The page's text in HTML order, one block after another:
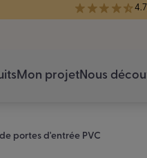
Mon projetNous
portes d'entrée PVC